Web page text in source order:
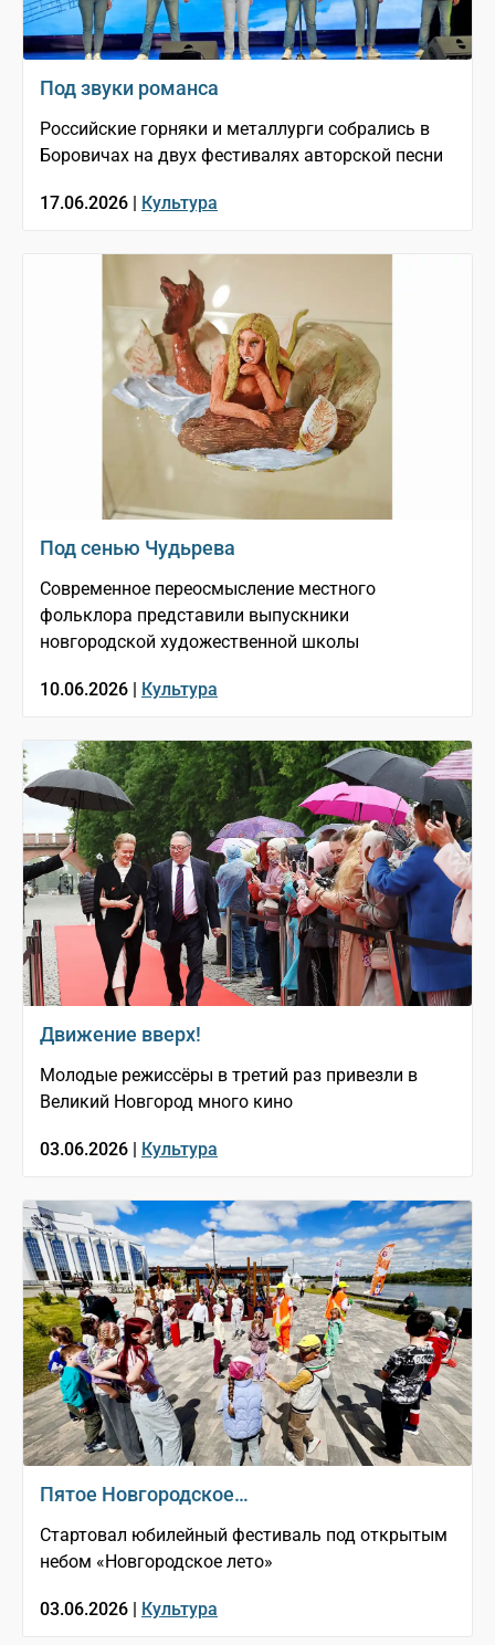
Под звуки романса
Российские горняки и металлурги собрались в
Боровичах на двух фестивалях авторской песни
17.06.2026 | Культура
Под сенью Чудьрева
Современное переосмысление местного
фольклора представили выпускники
новгородской художественной школы
10.06.2026 | Культура
Движение вверх!
Молодые режиссёры в третий раз привезли в
Великий Новгород много кино
03.06.2026 | Культура
Пятое Новгородское…
Стартовал юбилейный фестиваль под открытым
небом «Новгородское лето»
03.06.2026 | Культура